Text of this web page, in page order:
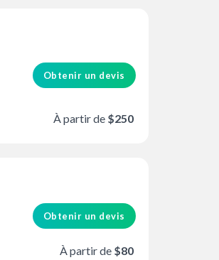
Obtenir un devis
À partir de $250
Obtenir un devis
À partir de $80